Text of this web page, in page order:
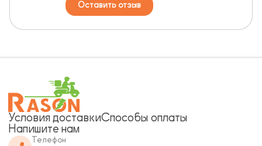
Оставить отзыв
Условия доставкиСпособы оплаты
Напишите нам
Телефон